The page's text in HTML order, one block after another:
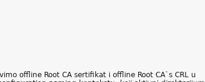
offline Root CA sertifikat i offline Root CA`s CRL u